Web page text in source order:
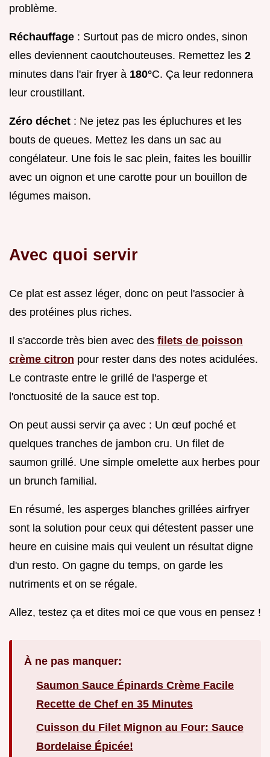
problème.
Réchauffage : Surtout pas de micro ondes, sinon
elles deviennent caoutchouteuses. Remettez les 2
minutes dans l'air fryer à 180°C. Ça leur redonnera
leur croustillant.
Zéro déchet : Ne jetez pas les épluchures et les
bouts de queues. Mettez les dans un sac au
congélateur. Une fois le sac plein, faites les bouillir
avec un oignon et une carotte pour un bouillon de
légumes maison.
Avec quoi servir
Ce plat est assez léger, donc on peut l'associer à
des protéines plus riches.
Il s'accorde très bien avec des filets de poisson
crème citron pour rester dans des notes acidulées.
Le contraste entre le grillé de l'asperge et
l'onctuosité de la sauce est top.
On peut aussi servir ça avec : Un œuf poché et
quelques tranches de jambon cru. Un filet de
saumon grillé. Une simple omelette aux herbes pour
un brunch familial.
En résumé, les asperges blanches grillées airfryer
sont la solution pour ceux qui détestent passer une
heure en cuisine mais qui veulent un résultat digne
d'un resto. On gagne du temps, on garde les
nutriments et on se régale.
Allez, testez ça et dites moi ce que vous en pensez !
À ne pas manquer:
Saumon Sauce Épinards Crème Facile
Recette de Chef en 35 Minutes
Cuisson du Filet Mignon au Four: Sauce
Bordelaise Épicée!